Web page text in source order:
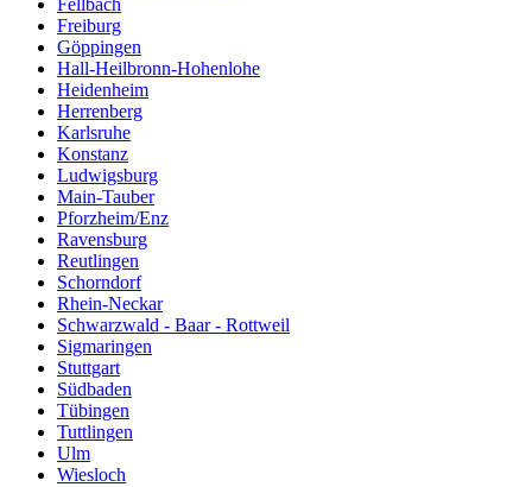
Fellbach
Freiburg
Göppingen
Hall-Heilbronn-Hohenlohe
Heidenheim
Herrenberg
Karlsruhe
Konstanz
Ludwigsburg
Main-Tauber
Pforzheim/Enz
Ravensburg
Reutlingen
Schorndorf
Rhein-Neckar
Schwarzwald - Baar - Rottweil
Sigmaringen
Stuttgart
Südbaden
Tübingen
Tuttlingen
Ulm
Wiesloch